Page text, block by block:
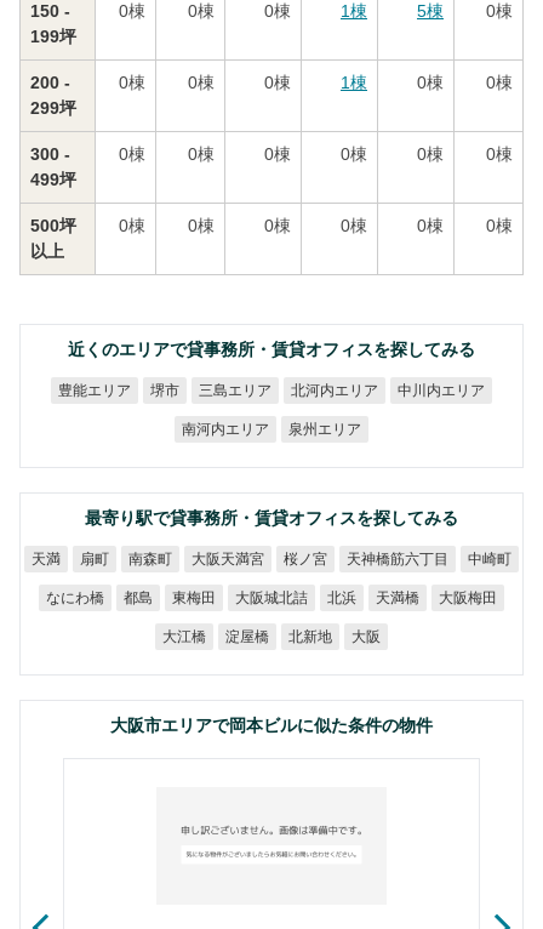
150 -
199坪
0棟 0棟 0棟 1棟 5棟 0棟
200 -
299坪
0棟 0棟 0棟 1棟 0棟 0棟
300 -
499坪
0棟 0棟 0棟 0棟 0棟 0棟
500坪
以上
0棟 0棟 0棟 0棟 0棟 0棟
近くのエリアで貸事務所・賃貸オフィスを探してみる
豊能エリア 堺市 三島エリア 北河内エリア 中川内エリア
南河内エリア 泉州エリア
最寄り駅で貸事務所・賃貸オフィスを探してみる
天満 扇町 南森町 大阪天満宮 桜ノ宮 天神橋筋六丁目 中崎町
なにわ橋 都島 東梅田 大阪城北詰 北浜 天満橋 大阪梅田
大江橋 淀屋橋 北新地 大阪
大阪市エリアで岡本ビルに似た条件の物件